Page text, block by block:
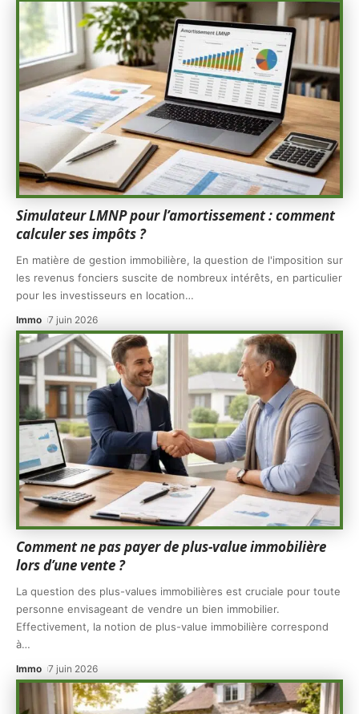
Simulateur LMNP pour l’amortissement : comment
calculer ses impôts ?
En matière de gestion immobilière, la question de l'imposition sur
les revenus fonciers suscite de nombreux intérêts, en particulier
pour les investisseurs en location…
Immo 7 juin 2026
Comment ne pas payer de plus-value immobilière
lors d’une vente ?
La question des plus-values immobilières est cruciale pour toute
personne envisageant de vendre un bien immobilier.
Effectivement, la notion de plus-value immobilière correspond
à…
Immo 7 juin 2026